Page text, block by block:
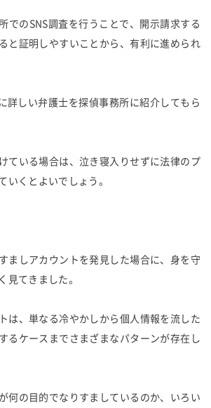
でのSNS調査を行うことで、開示請求する
と証明しやすいことから、有利に進められ
詳しい弁護士を探偵事務所に紹介してもら
ている場合は、泣き寝入りせずに法律のプ
いくとよいでしょう。
ましアカウントを発見した場合に、身を守
見てきました。
は、単なる冷やかしから個人情報を流した
るケースまでさまざまなパターンが存在し
何の目的でなりすましているのか、いろい